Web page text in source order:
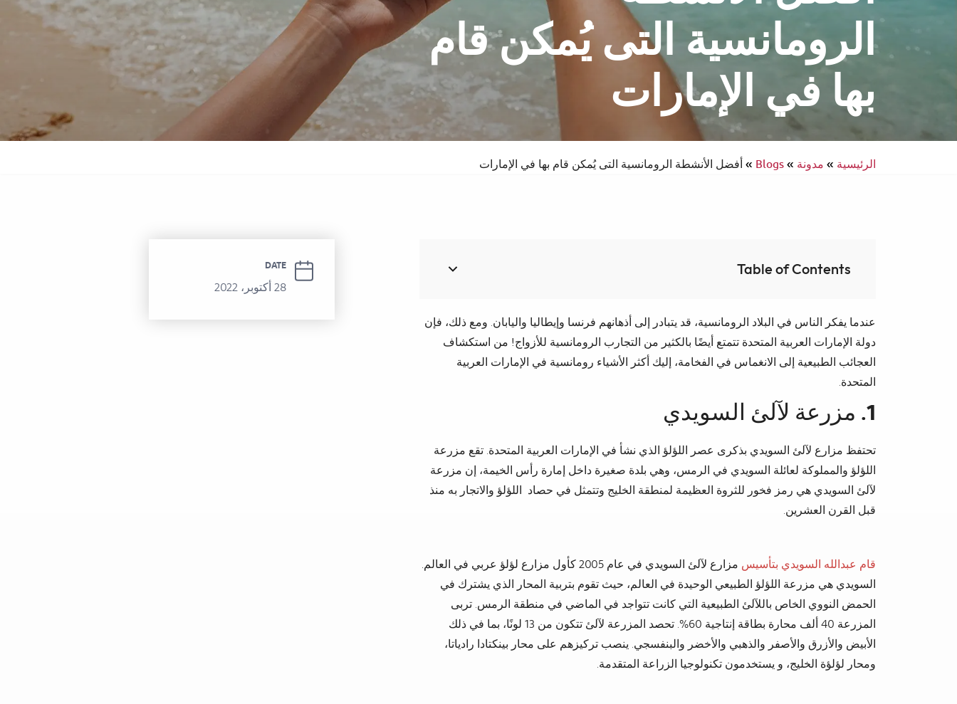
انتركونتيننتال سبا والدورف فندق سوفيتيل الحمرا سفر يسهل الوصول إليه
الرومانسية التى يُمكن قام
بها في الإمارات
الرئيسية»مدونة»
Blogs
»أفضل الأنشطة الرومانسية التى يُمكن قام بها في الإمارات
Table of Contents
عندما يفكر الناس في البلاد الرومانسية، قد يتبادر إلى أذهانهم فرنسا وإيطاليا واليابان. ومع ذلك، فإن
دولة الإمارات العربية المتحدة تتمتع أيضًا بالكثير من التجارب الرومانسية للأزواج! من استكشاف
العجائب الطبيعية إلى الانغماس في الفخامة، إليك أكثر الأشياء رومانسية في الإمارات العربية
المتحدة.
1. مزرعة لآلئ السويدي
تحتفظ مزارع لآلئ السويدي بذكرى عصر اللؤلؤ الذي نشأ في الإمارات العربية المتحدة. تقع مزرعة
اللؤلؤ والمملوكة لعائلة السويدي في الرمس، وهي بلدة صغيرة داخل إمارة رأس الخيمة، إن مزرعة
لآلئ السويدي هي رمز فخور للثروة العظيمة لمنطقة الخليج وتتمثل في حصاد اللؤلؤ والاتجار به منذ
قبل القرن العشرين.
قام عبدالله السويدي بتأسيس
مزارع لآلئ السويدي في عام 2005 كأول مزارع لؤلؤ عربي في العالم.
السويدي هي مزرعة اللؤلؤ الطبيعي الوحيدة في العالم، حيث تقوم بتربية المحار الذي يشترك في
الحمض النووي الخاص باللآلئ الطبيعية التي كانت تتواجد في الماضي في منطقة الرمس. تربى
المزرعة 40 ألف محارة بطاقة إنتاجية 60%. تحصد المزرعة لآلئ تتكون من 13 لونًا، بما في ذلك
الأبيض والأزرق والأصفر والذهبي والأخضر والبنفسجي. ينصب تركيزهم على محار بينكتادا رادياتا،
ومحار لؤلؤة الخليج، و يستخدمون تكنولوجيا الزراعة المتقدمة.
DATE
28 أكتوبر، 2022